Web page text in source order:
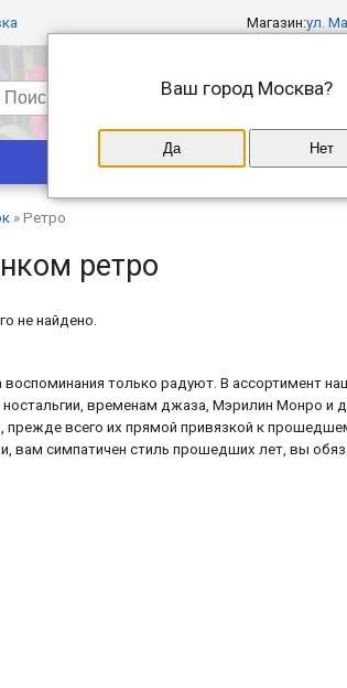
Магазин:ул.
Популярные
»Ретро
ретро
не найдено.
воспоминания только радуют. В ассортимент
временам джаза, Мэрилин Монро и
прежде всего их прямой привязкой к
вам симпатичен стиль прошедших лет, вы
Ваш город Москва?
Да Нет